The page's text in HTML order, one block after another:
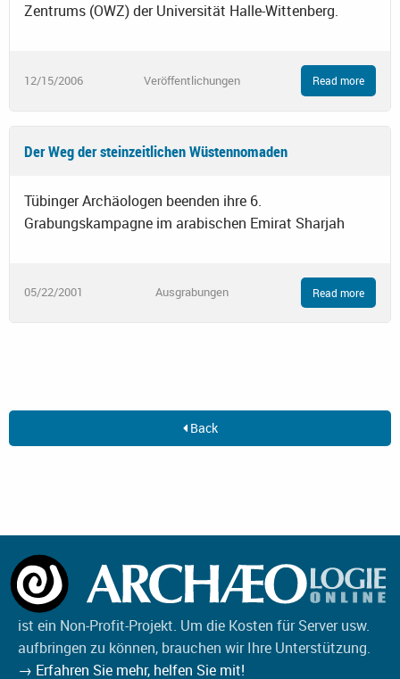
Zentrums (OWZ) der Universität Halle-Wittenberg.
12/15/2006 Veröffentlichungen Read more
Der Weg der steinzeitlichen Wüstennomaden
Tübinger Archäologen beenden ihre 6.
Grabungskampagne im arabischen Emirat Sharjah
05/22/2001 Ausgrabungen Read more
Back
ist ein Non-Profit-Projekt. Um die Kosten für Server usw.
aufbringen zu können, brauchen wir Ihre Unterstützung.
→ Erfahren Sie mehr, helfen Sie mit!